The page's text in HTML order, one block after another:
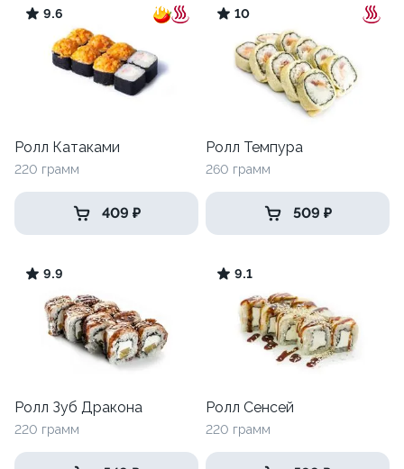
9.6
Ролл Катаками
220 грамм
409 ₽
10
Ролл Темпура
260 грамм
509 ₽
9.9
Ролл Зуб Дракона
220 грамм
9.1
Ролл Сенсей
220 грамм